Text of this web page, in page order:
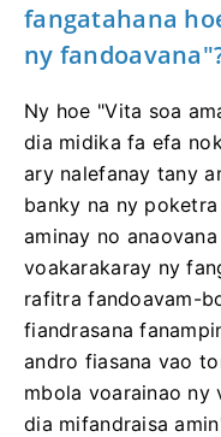
fangatahana
ny
Ny hoe "Vita soa
dia midika fa efa
ary nalefanay tany
banky na ny
aminay no
voakarakaray ny
rafitra fandoavam-
fiandrasana
andro fiasana vao
mbola voarainao
dia mifandraisa